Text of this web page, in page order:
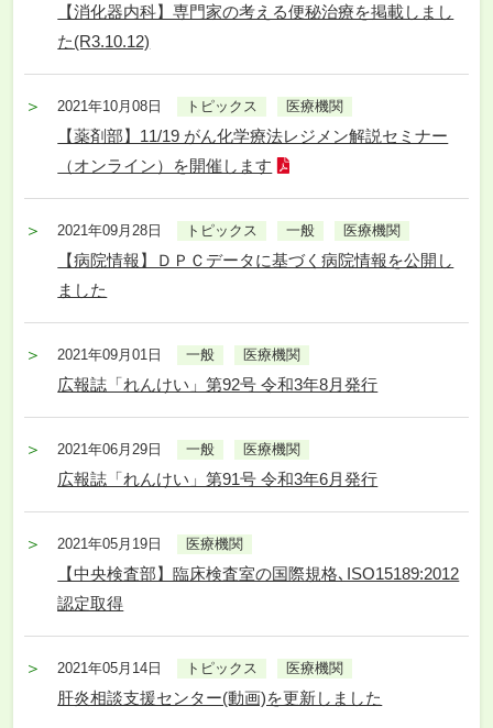
【消化器内科】専門家の考える便秘治療を掲載しまし
た(R3.10.12)
2021年10月08日 トピックス 医療機関
【薬剤部】11/19 がん化学療法レジメン解説セミナー
（オンライン）を開催します
2021年09月28日 トピックス 一般 医療機関
【病院情報】ＤＰＣデータに基づく病院情報を公開し
ました
2021年09月01日 一般 医療機関
広報誌「れんけい」第92号 令和3年8月発行
2021年06月29日 一般 医療機関
広報誌「れんけい」第91号 令和3年6月発行
2021年05月19日 医療機関
【中央検査部】臨床検査室の国際規格､ISO15189:2012
認定取得
2021年05月14日 トピックス 医療機関
肝炎相談支援センター(動画)を更新しました